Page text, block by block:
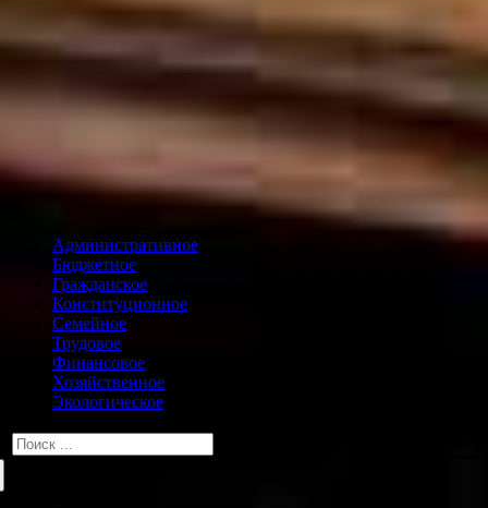
Административное
Бюджетное
Гражданское
Конституционное
Семейное
Трудовое
Финансовое
Хозяйственное
Экологическое
Искать: